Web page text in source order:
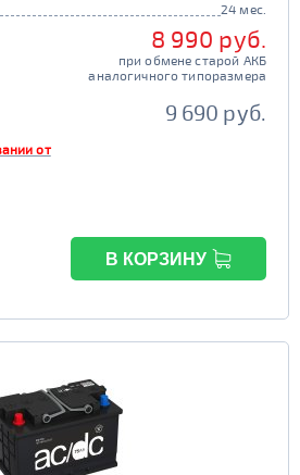
24 мес.
8 990 руб.
при обмене старой АКБ
аналогичного типоразмера
9 690 руб.
от
В КОРЗИНУ